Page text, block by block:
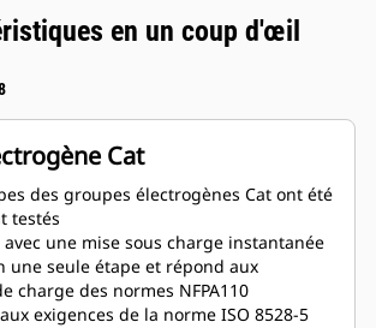
en un coup d'œil
Cat
des groupes électrogènes Cat ont été
testés
une mise sous charge instantanée
une seule étape et répond aux
charge des normes NFPA110
exigences de la norme ISO 8528-5